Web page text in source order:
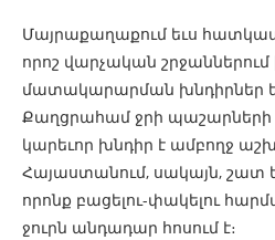
Մայրաքաղաքում եւս
որոշ վարչական շրջաններում
մատակարարման խնդիրներ
Քաղցրահամ ջրի պաշարների
կարեւոր խնդիր է ամբողջ
Հայաստանում, սակայն, շատ
որոնք բացելու-փակելու
ջուրն անդադար հոսում է։